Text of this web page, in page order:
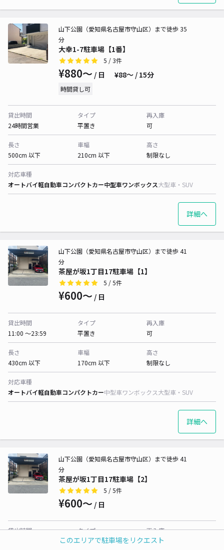
このエリアで駐車場をリクエスト
大幸1-7駐車場【1番】
山下公園（愛知県名古屋市守山区）まで徒歩 35
分
5 / 3件
¥880〜 / 日 ¥88〜 / 15分
時間貸し可
貸出時間
24時間営業
タイプ
平置き
再入庫
可
長さ
500cm 以下
車幅
210cm 以下
高さ
制限なし
対応車種
オートバイ軽自動車コンパクトカー中型車ワンボックス大型車・SUV
詳細へ
茶屋が坂1丁目17駐車場【1】
山下公園（愛知県名古屋市守山区）まで徒歩 41
分
5 / 5件
¥600〜 / 日
貸出時間
11:00 〜23:59
タイプ
平置き
再入庫
可
長さ
430cm 以下
車幅
170cm 以下
高さ
制限なし
対応車種
オートバイ軽自動車コンパクトカー中型車ワンボックス大型車・SUV
詳細へ
茶屋が坂1丁目17駐車場【2】
山下公園（愛知県名古屋市守山区）まで徒歩 41
分
5 / 5件
¥600〜 / 日
貸出時間
タイプ
平置き
再入庫
可